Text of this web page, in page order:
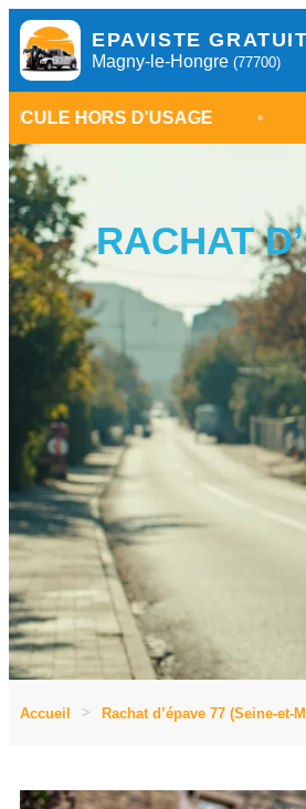
EPAVISTE GRATUIT
Magny-le-Hongre (77700)
D'USAGE • ÉPAVISTE
RACHAT
Accueil Rachat d’épave 77 (Seine-et-